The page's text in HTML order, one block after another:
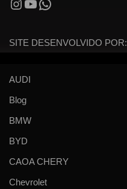
SITE DESENVOLVIDO POR:
AUDI
Blog
BMW
BYD
CAOA CHERY
Chevrolet